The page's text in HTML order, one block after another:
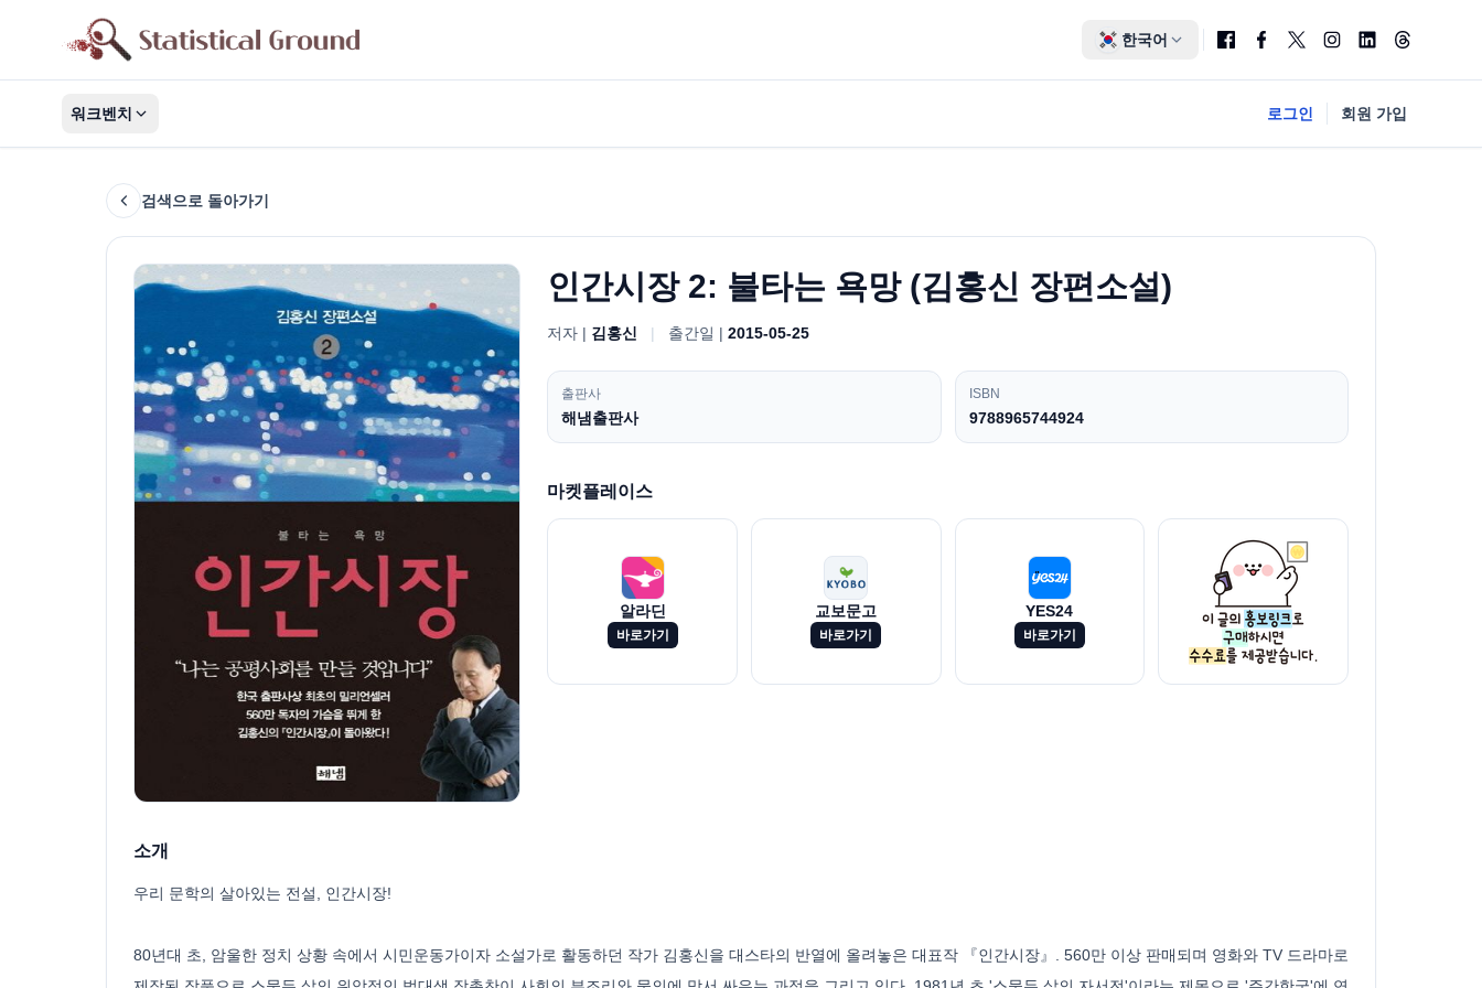
한국어
워크벤치 로그인 회원 가입
검색으로 돌아가기
인간시장 2: 불타는 욕망 (김홍신 장편소설)
저자 | 김홍신 | 출간일 |2015-05-25
출판사
해냄출판사
ISBN
9788965744924
마켓플레이스
알라딘
바로가기
교보문고
바로가기
YES24
바로가기
소개
우리 문학의 살아있는 전설, 인간시장!
80년대 초, 암울한 정치 상황 속에서 시민운동가이자 소설가로 활동하던 작가 김홍신을 대스타의 반열에 올려놓은 대표작 『인간시장』. 560만 이상 판매되며 영화와 TV 드라마로